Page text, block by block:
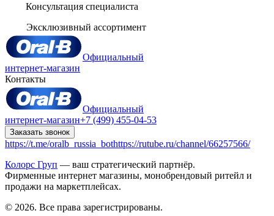
Консультация специалиста
Эксклюзивный ассортимент
Официальный
интернет-магазин
Контакты
Официальный
интернет-магазин+7 (499) 455-04-53
Заказать звонок
https://t.me/oralb_russia_bothttps://rutube.ru/channel/66257566/
Колорс Груп — ваш стратегический партнёр.
Фирменные интернет магазины, монобрендовый ритейл и
продажи на маркетплейсах.
© 2026. Все права зарегистрированы.